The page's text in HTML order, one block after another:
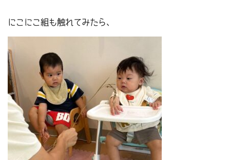
にこにこ組も触れてみたら、